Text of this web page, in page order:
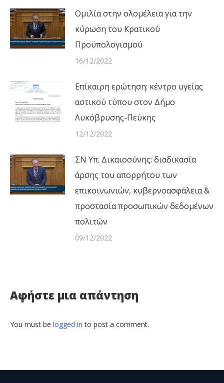
Ομιλία στην ολομέλεια για την
κύρωση του Κρατικού
Προϋπολογισμού
16/12/2022
Επίκαιρη ερώτηση: κέντρο υγείας
αστικού τύπου στον Δήμο
Λυκόβρυσης-Πεύκης
12/12/2022
ΣΝ Υπ. Δικαιοσύνης: διαδικασία
άρσης του απορρήτου των
επικοινωνιών, κυβερνοασφάλεια &
προστασία προσωπικών δεδομένων
πολιτών
09/12/2022
Αφήστε μια απάντηση
You must be logged in to post a comment.